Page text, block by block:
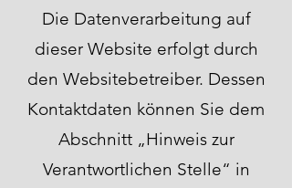
Die Datenverarbeitung auf
dieser Website erfolgt durch
den Websitebetreiber. Dessen
Kontaktdaten können Sie dem
Abschnitt „Hinweis zur
Verantwortlichen Stelle“ in